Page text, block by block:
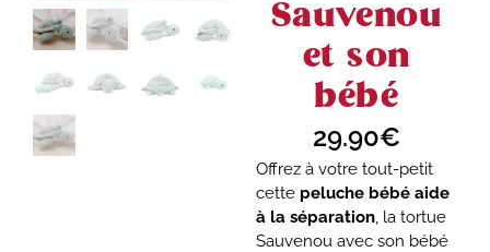
Sauvenou
et son
bébé
29.90€
Offrez à votre tout-petit
cette peluche bébé aide
à la séparation, la tortue
Sauvenou avec son bébé